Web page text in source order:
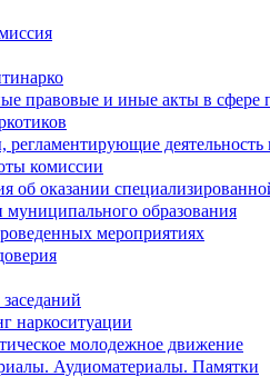
правовые и иные акты в сфере
регламентирующие деятельность
комиссии
об оказании
муниципального образования
мероприятиях
наркоситуации
молодежное движение
Аудиоматериалы. Памятки